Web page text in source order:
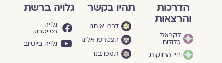
הדרכות
והרצאות
לקראת
כלולות
חיי הרווקות
תהיו בקשר
דברו איתנו
הצטרפו אלינו
תמכו בנו
גלויה ברשת
גלויה
בפייסבוק
גלויה ביוטיוב